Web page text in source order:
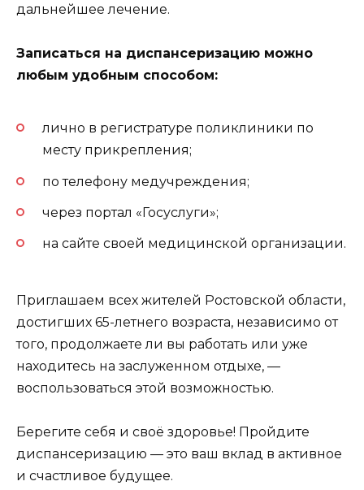
дальнейшее лечение.
Записаться на диспансеризацию можно
любым удобным способом:
лично в регистратуре поликлиники по
месту прикрепления;
по телефону медучреждения;
через портал «Госуслуги»;
на сайте своей медицинской организации.
Приглашаем всех жителей Ростовской области,
достигших 65-летнего возраста, независимо от
того, продолжаете ли вы работать или уже
находитесь на заслуженном отдыхе, —
воспользоваться этой возможностью.
Берегите себя и своё здоровье! Пройдите
диспансеризацию — это ваш вклад в активное
и счастливое будущее.